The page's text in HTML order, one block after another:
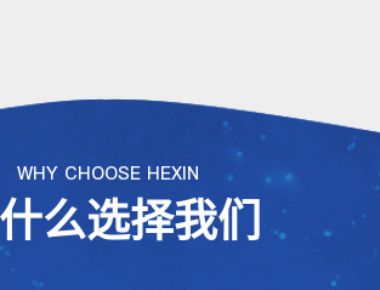
WHY CHOOSE HEXIN
么选择我们